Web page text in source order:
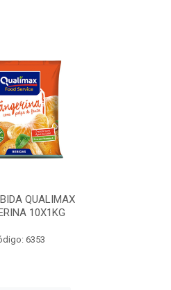
QUALIMAX
10X1KG
6353